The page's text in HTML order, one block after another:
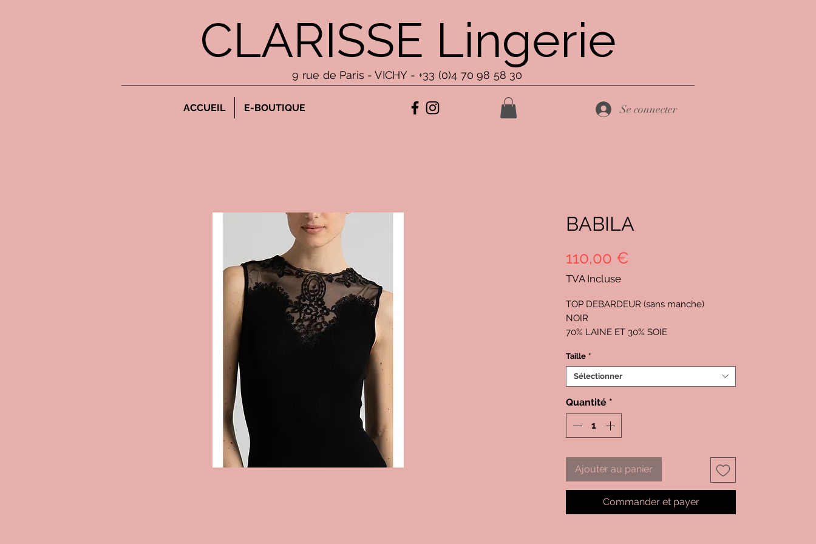
CLARISSE Lingerie
9 rue de Paris - VICHY - +33 (0)4 70 98 58 30
ACCUEIL E-BOUTIQUE Se connecter
BABILA
110,00 €
TVA Incluse
TOP DEBARDEUR (sans manche)
NOIR
70% LAINE ET 30% SOIE
Taille *
Sélectionner
Quantité *
Ajouter au panier
Commander et payer